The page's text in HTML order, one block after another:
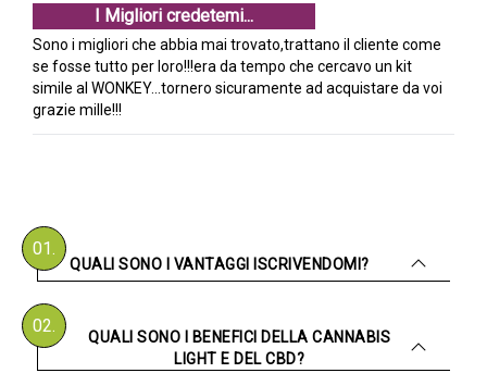
I Migliori credetemi...
Sono i migliori che abbia mai trovato,trattano il cliente come
se fosse tutto per loro!!!era da tempo che cercavo un kit
simile al WONKEY...tornero sicuramente ad acquistare da voi
grazie mille!!!
01.
QUALI SONO I VANTAGGI ISCRIVENDOMI?
02.
QUALI SONO I BENEFICI DELLA CANNABIS
LIGHT E DEL CBD?